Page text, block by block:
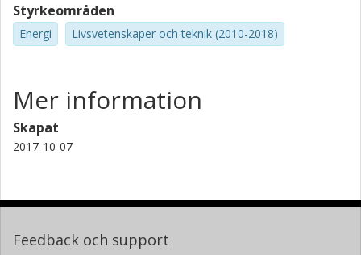
Styrkeområden
Energi Livsvetenskaper och teknik (2010-2018)
Mer information
Skapat
2017-10-07
Feedback och support